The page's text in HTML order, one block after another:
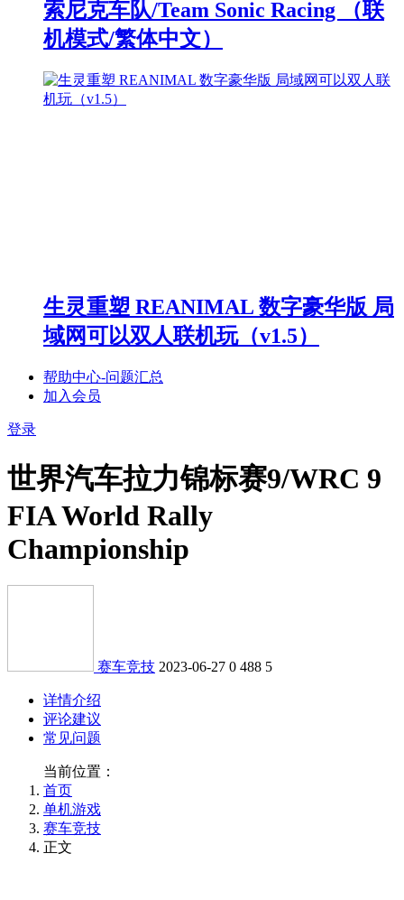
索尼克车队/Team Sonic Racing （联
机模式/繁体中文）
生灵重塑 REANIMAL 数字豪华版 局
域网可以双人联机玩（v1.5）
帮助中心-问题汇总
加入会员
登录
世界汽车拉力锦标赛9/WRC 9
FIA World Rally
Championship
赛车竞技 2023-06-27 0 488 5
详情介绍
评论建议
常见问题
当前位置：
首页
单机游戏
赛车竞技
正文